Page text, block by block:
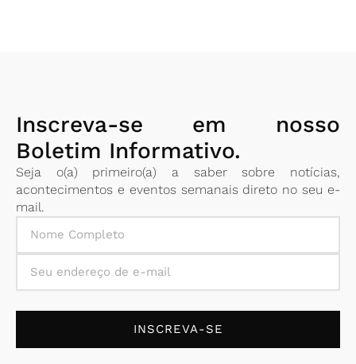
Inscreva-se em nosso
Boletim Informativo.
Seja o(a) primeiro(a) a saber sobre notícias,
acontecimentos e eventos semanais direto no seu e-
mail.
INSCREVA-SE